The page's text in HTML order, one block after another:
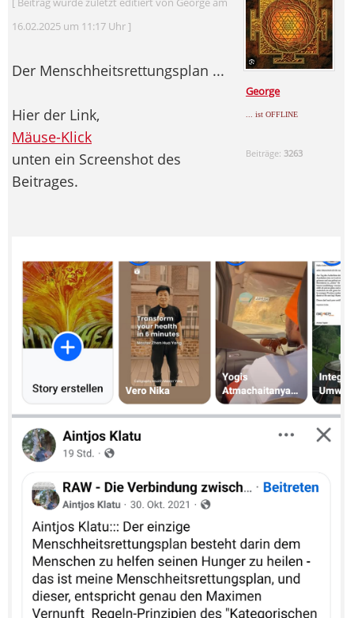
George
... ist OFFLINE
Beiträge: 3263
16.02.2025 um 11:17 Uhr ]
Der Menschheitsrettungsplan ...
Hier der Link,
Mäuse-Klick
unten ein Screenshot des
Beitrages.